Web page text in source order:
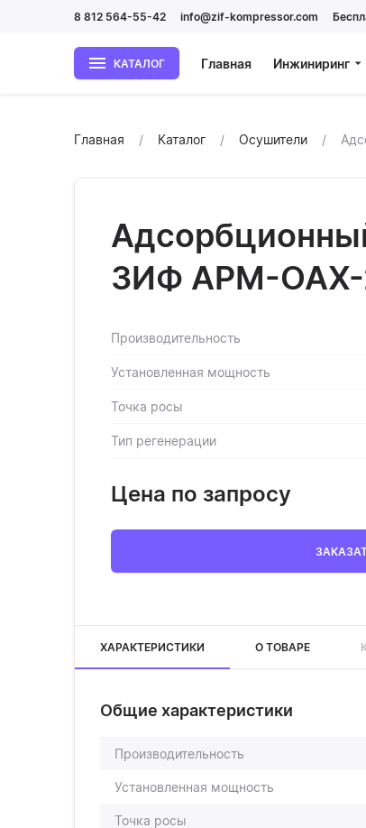
8 812 564-55-42 info@zif-kompressor.com
КАТАЛОГ Главная Инжиниринг
Главная Каталог Осушители
ЗИФ АРМ-ОАХ-
Производительность
Установленная мощность
Точка росы
Тип регенерации
Цена по запросу
ХАРАКТЕРИСТИКИ О ТОВАРЕ
Общие характеристики
Производительность
Установленная мощность
Точка росы